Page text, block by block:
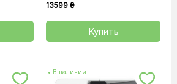
13599 ₴
Купить
• В наличии